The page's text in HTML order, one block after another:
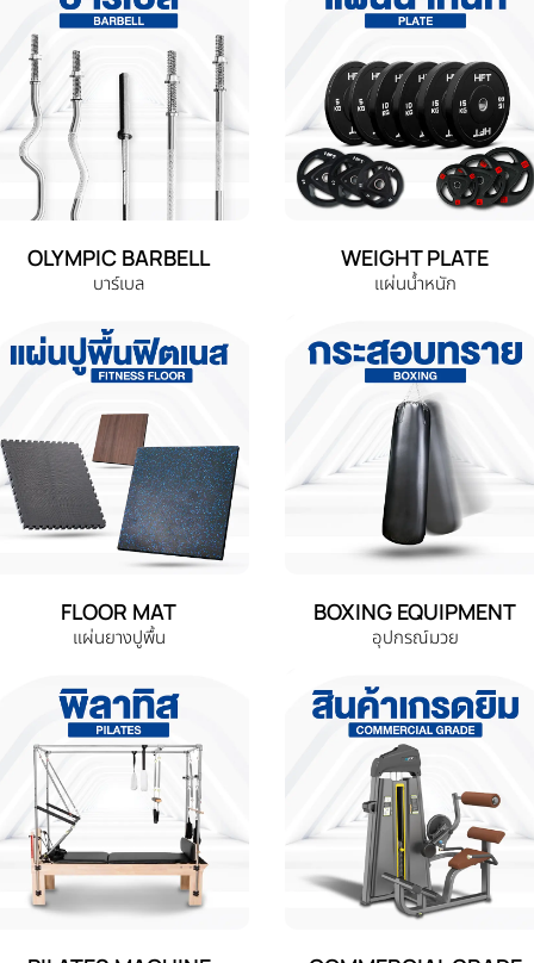
OLYMPIC BARBELL
บาร์เบล
WEIGHT PLATE
แผ่นน้ำหนัก
FLOOR MAT
แผ่นยางปูพื้น
BOXING EQUIPMENT
อุปกรณ์มวย